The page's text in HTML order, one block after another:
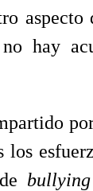
aspecto
hay
los
bullying